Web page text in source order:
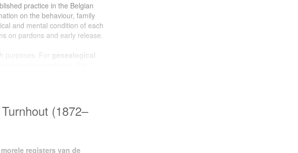
practice in the Belgian
on the behaviour, family
and mental condition of each
on pardons and early release.
purposes. For genealogical
on
policy, and the treatment of
(1872–
registers van de